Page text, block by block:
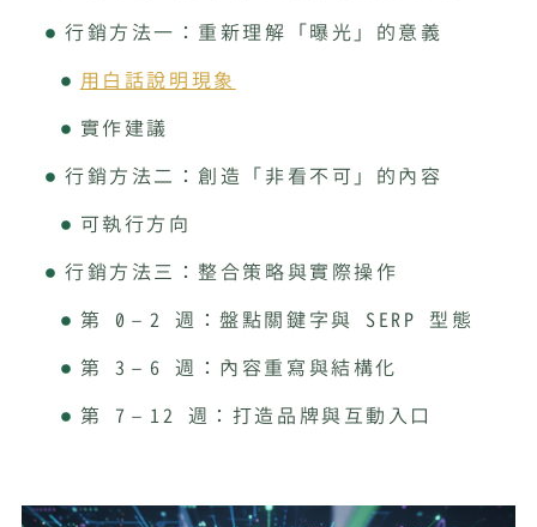
行銷方法一：重新理解「曝光」的意義
用白話說明現象
實作建議
行銷方法二：創造「非看不可」的內容
可執行方向
行銷方法三：整合策略與實際操作
第 0–2 週：盤點關鍵字與 SERP 型態
第 3–6 週：內容重寫與結構化
第 7–12 週：打造品牌與互動入口
整合策略與操作建議